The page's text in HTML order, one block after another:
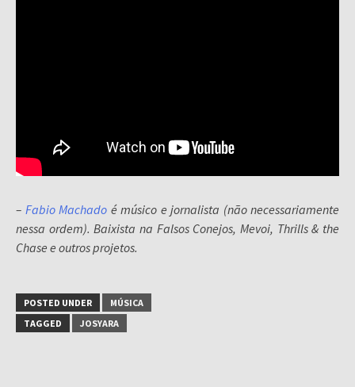
– Fabio Machado é músico e jornalista (não necessariamente
nessa ordem). Baixista na Falsos Conejos, Mevoi, Thrills & the
Chase e outros projetos.
POSTED UNDER
MÚSICA
TAGGED
JOSYARA